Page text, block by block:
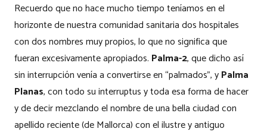
Recuerdo que no hace mucho tiempo teníamos en el
horizonte de nuestra comunidad sanitaria dos hospitales
con dos nombres muy propios, lo que no significa que
fueran excesivamente apropiados. Palma-2, que dicho así
sin interrupción venía a convertirse en “palmados”, yPalma
Planas, con todo su interruptus y toda esa forma de hacer
y de decir mezclando el nombre de una bella ciudad con
apellido reciente (de Mallorca) con el ilustre y antiguo